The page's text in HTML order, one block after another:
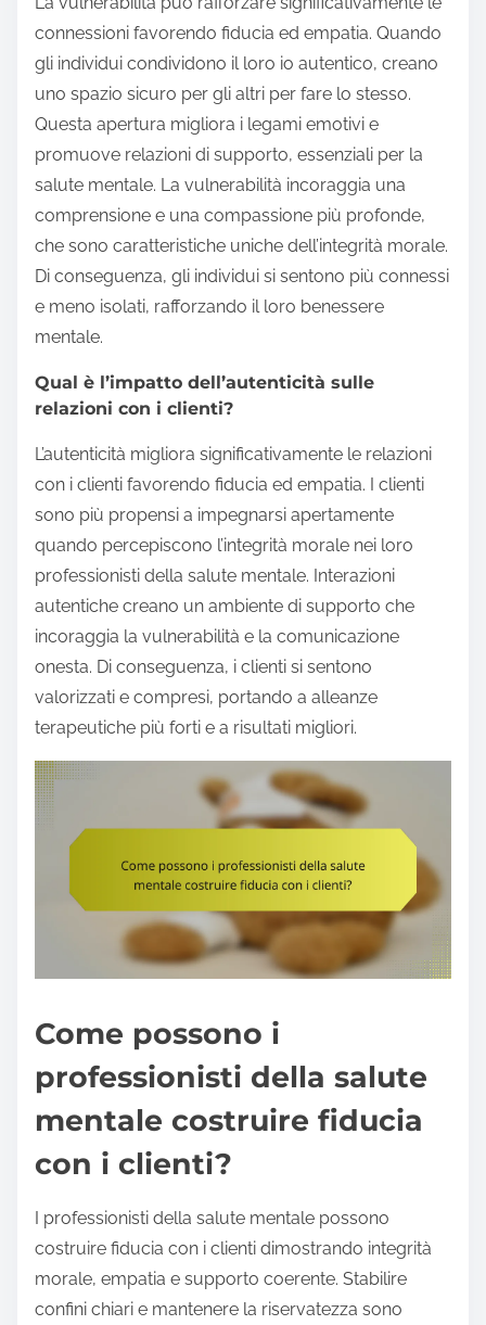
connessioni favorendo fiducia ed empatia. Quando
gli individui condividono il loro io autentico, creano
uno spazio sicuro per gli altri per fare lo stesso.
Questa apertura migliora i legami emotivi e
promuove relazioni di supporto, essenziali per la
salute mentale. La vulnerabilità incoraggia una
comprensione e una compassione più profonde,
che sono caratteristiche uniche dell’integrità morale.
Di conseguenza, gli individui si sentono più connessi
e meno isolati, rafforzando il loro benessere
mentale.
Qual è l’impatto dell’autenticità sulle
relazioni con i clienti?
L’autenticità migliora significativamente le relazioni
con i clienti favorendo fiducia ed empatia. I clienti
sono più propensi a impegnarsi apertamente
quando percepiscono l’integrità morale nei loro
professionisti della salute mentale. Interazioni
autentiche creano un ambiente di supporto che
incoraggia la vulnerabilità e la comunicazione
onesta. Di conseguenza, i clienti si sentono
valorizzati e compresi, portando a alleanze
terapeutiche più forti e a risultati migliori.
Come possono i
professionisti della salute
mentale costruire fiducia
con i clienti?
I professionisti della salute mentale possono
costruire fiducia con i clienti dimostrando integrità
morale, empatia e supporto coerente. Stabilire
confini chiari e mantenere la riservatezza sono